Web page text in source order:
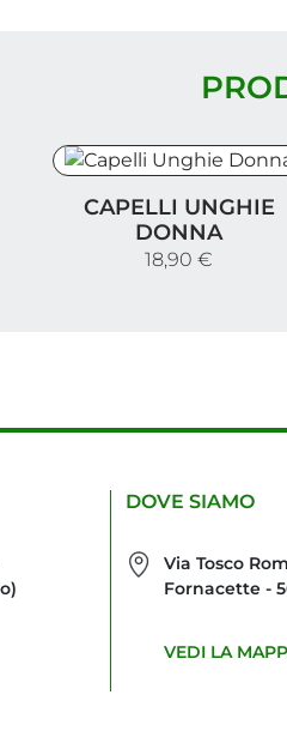
CAPELLI UNGHIE
DONNA
18,90 €
DOVE SIAMO
Via Tosco
Fornacette -
VEDI LA